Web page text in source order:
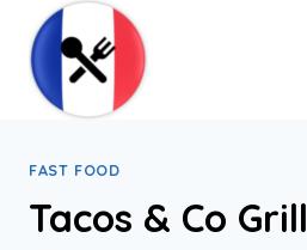
content
FAST FOOD
Tacos & Co